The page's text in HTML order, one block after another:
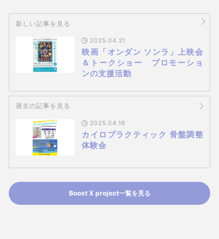
新しい記事を見る
2025.04.21
映画「オンダン ソンラ」上映会
＆トークショー プロモーショ
ンの支援活動
過去の記事を見る
2025.04.16
カイロプラクティック 骨盤調整
体験会
Boost X project一覧を見る